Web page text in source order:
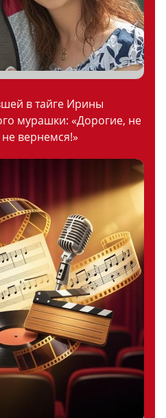
в тайге Ирины
мурашки: «Дорогие, не
вернемся!»